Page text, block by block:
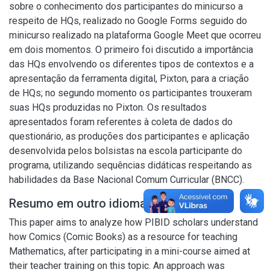
sobre o conhecimento dos participantes do minicurso a
respeito de HQs, realizado no Google Forms seguido do
minicurso realizado na plataforma Google Meet que ocorreu
em dois momentos. O primeiro foi discutido a importância
das HQs envolvendo os diferentes tipos de contextos e a
apresentação da ferramenta digital, Pixton, para a criação
de HQs; no segundo momento os participantes trouxeram
suas HQs produzidas no Pixton. Os resultados
apresentados foram referentes à coleta de dados do
questionário, as produções dos participantes e aplicação
desenvolvida pelos bolsistas na escola participante do
programa, utilizando sequências didáticas respeitando as
habilidades da Base Nacional Comum Curricular (BNCC).
Resumo em outro idioma
This paper aims to analyze how PIBID scholars understand
how Comics (Comic Books) as a resource for teaching
Mathematics, after participating in a mini-course aimed at
their teacher training on this topic. An approach was